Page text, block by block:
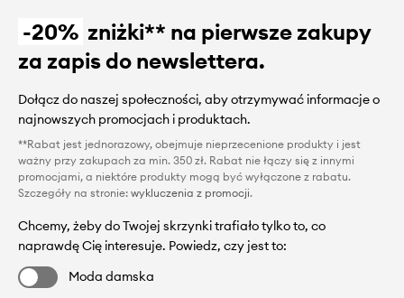
-20% zniżki** na pierwsze zakupy
za zapis do newslettera.
Dołącz do naszej społeczności, aby otrzymywać informacje o
najnowszych promocjach i produktach.
**Rabat jest jednorazowy, obejmuje nieprzecenione produkty i jest
ważny przy zakupach za min. 350 zł. Rabat nie łączy się z innymi
promocjami, a niektóre produkty mogą być wyłączone z rabatu.
Szczegóły na stronie: wykluczenia z promocji.
Chcemy, żeby do Twojej skrzynki trafiało tylko to, co
naprawdę Cię interesuje. Powiedz, czy jest to:
Moda damska